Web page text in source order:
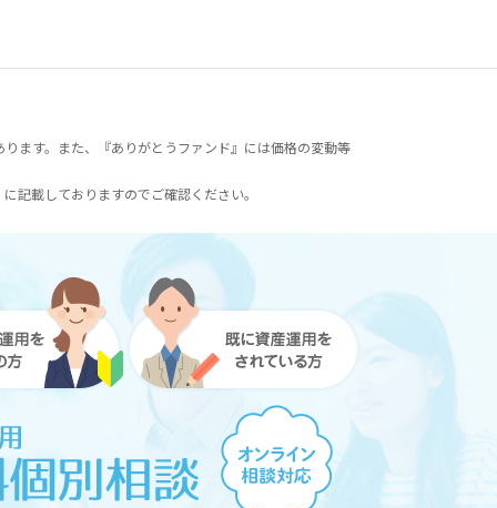
ます。また、『ありがとうファンド』には価格の変動等
記載しておりますのでご確認ください。